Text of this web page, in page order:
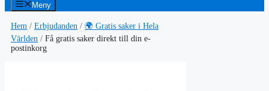
Meny
Hem / Erbjudanden / 🌍 Gratis saker i Hela
Världen / Få gratis saker direkt till din e-
postinkorg